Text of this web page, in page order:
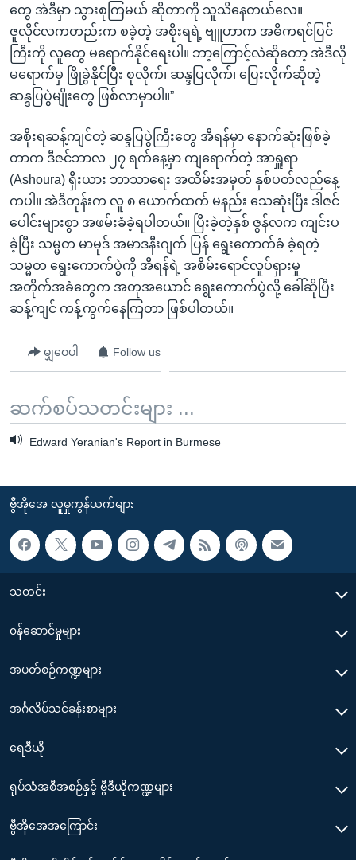
တွေ အဲဒီမှာ သွားစုကြမယ် ဆိုတာကို သူသိနေတယ်လေ။
ဇူလိုင်လကတည်းက စခဲ့တဲ့ အစိုးရရဲ့ ဗျူဟာက အဓိကရင်ပြင်
ကြီးကို လူတွေ မရောက်နိုင်ရေးပါ။ ဘာ့ကြောင့်လဲဆိုတော့ အဲဒီလို
မရောက်မှ ဖြိုခွဲနိုင်ပြီး စုလိုက်၊ ဆန္ဒပြလိုက်၊ ပြေးလိုက်ဆိုတဲ့
ဆန္ဒပြပွဲမျိုးတွေ ဖြစ်လာမှာပါ။”
အစိုးရဆန့်ကျင်တဲ့ ဆန္ဒပြပွဲကြီးတွေ အီရန်မှာ နောက်ဆုံးဖြစ်ခဲ့
တာက ဒီဇင်ဘာလ ၂၇ ရက်နေ့မှာ ကျရောက်တဲ့ အာရှူရာ
(Ashoura) ရှီးယား ဘာသာရေး အထိမ်းအမှတ် နှစ်ပတ်လည်နေ့
ကပါ။ အဲဒီတုန်းက လူ ၈ ယောက်ထက် မနည်း သေဆုံးပြီး ဒါဇင်
ပေါင်းများစွာ အဖမ်းခံခဲ့ရပါတယ်။ ပြီးခဲ့တဲ့နှစ် ဇွန်လက ကျင်းပ
ခဲ့ပြီး သမ္မတ မာမုဒ် အမာဒနီးဂျက် ပြန် ရွေးကောက်ခံ ခဲ့ရတဲ့
သမ္မတ ရွေးကောက်ပွဲကို အီရန်ရဲ့ အစိမ်းရောင်လှုပ်ရှားမှု
အတိုက်အခံတွေက အတုအယောင် ရွေးကောက်ပွဲလို့ ခေါ်ဆိုပြီး
ဆန့်ကျင် ကန့်ကွက်နေကြတာ ဖြစ်ပါတယ်။
မျှဝေပါ Follow us
ဆက်စပ်သတင်းများ ...
Edward Yeranian's Report in Burmese
ဗွီအိုအေ လူမှုကွန်ယက်များ
သတင်း
၀န်ဆောင်မှုများ
အပတ်စဉ်ကဏ္ဍများ
အင်္ဂလိပ်သင်ခန်းစာများ
ရေဒီယို
ရုပ်သံအစီအစဉ်နှင့် ဗွီဒီယိုကဏ္ဍများ
ဗွီအိုအေအကြောင်း